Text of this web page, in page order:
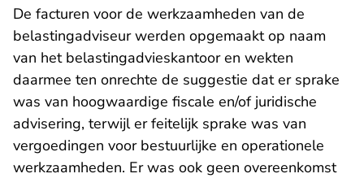
De facturen voor de werkzaamheden van de
belastingadviseur werden opgemaakt op naam
van het belastingadvieskantoor en wekten
daarmee ten onrechte de suggestie dat er sprake
was van hoogwaardige fiscale en/of juridische
advisering, terwijl er feitelijk sprake was van
vergoedingen voor bestuurlijke en operationele
werkzaamheden. Er was ook geen overeenkomst